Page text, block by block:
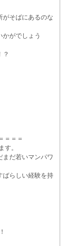
がそばにあるのな
がでしょう
？
＝＝＝
。
だ若いマンパワ
ばらしい経験を持